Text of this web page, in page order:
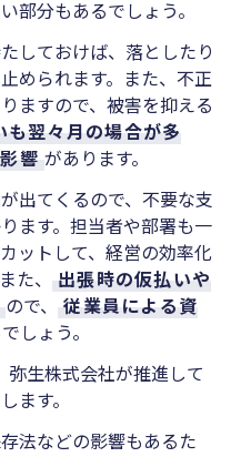
部分もあるでしょう。
しておけば、落としたり
められます。また、不正
ますので、被害を抑える
も翌々月の場合が多
響 があります。
出てくるので、不要な支
ます。担当者や部署も一
ットして、経営の効率化
た、
出張時の仮払いや
ので、 従業員による資
しょう。
弥生株式会社が推進して
ます。
法などの影響もあるた